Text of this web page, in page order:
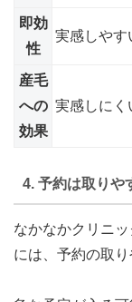
即効
性
実感しやす
産毛
への
効果
実感しにく
4. 予約は取りや
なかなかクリニ
には、予約の取